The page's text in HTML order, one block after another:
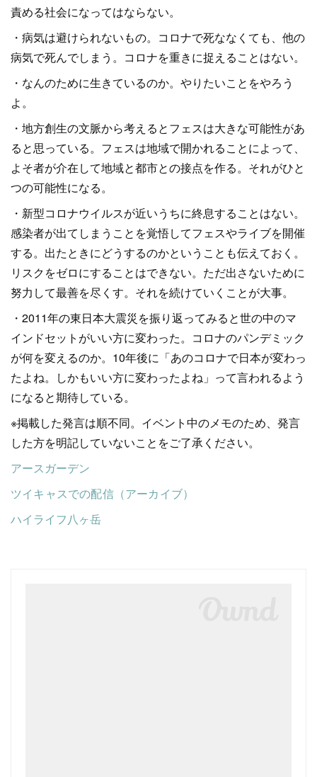
責める社会になってはならない。
・病気は避けられないもの。コロナで死ななくても、他の
病気で死んでしまう。コロナを重きに捉えることはない。
・なんのために生きているのか。やりたいことをやろう
よ。
・地方創生の文脈から考えるとフェスは大きな可能性があ
ると思っている。フェスは地域で開かれることによって、
よそ者が介在して地域と都市との接点を作る。それがひと
つの可能性になる。
・新型コロナウイルスが近いうちに終息することはない。
感染者が出てしまうことを覚悟してフェスやライブを開催
する。出たときにどうするのかということも伝えておく。
リスクをゼロにすることはできない。ただ出さないために
努力して最善を尽くす。それを続けていくことが大事。
・2011年の東日本大震災を振り返ってみると世の中のマ
インドセットがいい方に変わった。コロナのパンデミック
が何を変えるのか。10年後に「あのコロナで日本が変わっ
たよね。しかもいい方に変わったよね」って言われるよう
になると期待している。
※掲載した発言は順不同。イベント中のメモのため、発言
した方を明記していないことをご了承ください。
アースガーデン
ツイキャスでの配信（アーカイブ）
ハイライフ八ヶ岳